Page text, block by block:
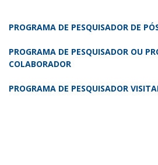
PROGRAMA DE PESQUISADOR DE
PROGRAMA DE PESQUISADOR OU
COLABORADOR
PROGRAMA DE PESQUISADOR